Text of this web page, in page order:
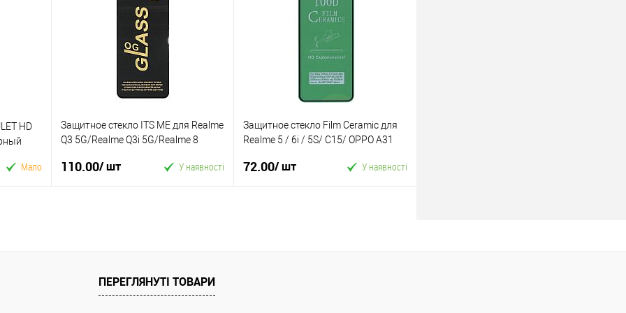
Купити в 1 клік
До
порівняння
Купити в 1 клік
HD
Мало
Защитное стекло ITS ME для Realme
Q3 5G/Realme Q3i 5G/Realme 8
110.00/ шт У наявності
порівняння
Защитное стекло Film Ceramic для
Realme 5 / 6i / 5S/ C15/ OPPO A31
72.00/ шт У наявності
ПЕРЕГЛЯНУТІ ТОВАРИ